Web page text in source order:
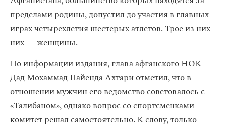
пределами родины, допустил до участия в главных
играх четырехлетия шестерых атлетов. Трое из них
них — женщины.
По информации издания, глава афганского НОК
Дад Мохаммад Пайенда Ахтари отметил, что в
отношении мужчин его ведомство советовалось с
«Талибаном», однако вопрос со спортсменками
комитет решал самостоятельно. К слову, только